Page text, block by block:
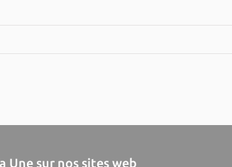
Une sur nos sites web